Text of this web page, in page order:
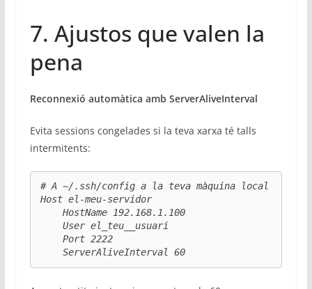
7. Ajustos que valen la
pena
Reconnexió automàtica amb ServerAliveInterval
Evita sessions congelades si la teva xarxa té talls
intermitents:
# A ~/.ssh/config a la teva màquina local
Host el-meu-servidor
HostName 192.168.1.100
User el_teu__usuari
Port 2222
ServerAliveInterval 60